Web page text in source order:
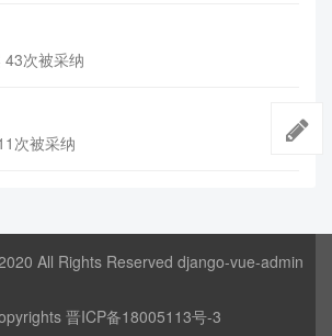
次被采纳
次被采纳
All Rights Reserved django-vue-admin
晋ICP备18005113号-3